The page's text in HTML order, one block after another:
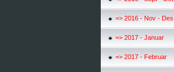
=> 2016 - Nov - Des
=> 2017 - Januar
=> 2017 - Februar